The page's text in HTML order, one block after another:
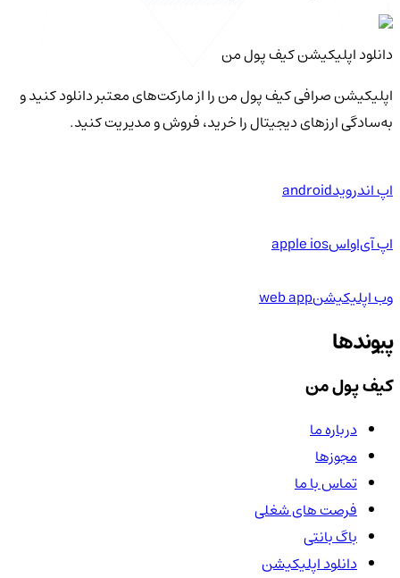
دانلود اپلیکیشن کیف‌ پول من
اپلیکیشن صرافی کیف پول من را از مارکت‌های معتبر دانلود کنید و
به‌سادگی ارزهای دیجیتال را خرید، فروش و مدیریت کنید.
اپ اندرویدandroid
اپ آی‌او‌اسapple ios
وب اپلیکیشنweb app
پیوندها
کیف پول من
درباره ما
مجوزها
تماس با ما
فرصت های شغلی
باگ بانتی
دانلود اپلیکیشن